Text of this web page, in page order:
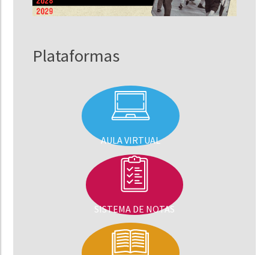
Plataformas
AULA VIRTUAL
SISTEMA DE NOTAS